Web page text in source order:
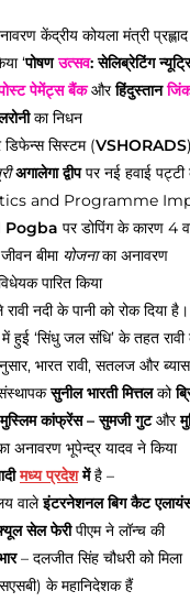
केंद्रीय कोयला मंत्री
‘पोषणउत्सव: सेलिब्रेटिंग
पेमेंट्स बैंकऔरहिंदुस्तान
का निधन
डिफेन्स सिस्टम (VSHORADS
अगालेगा द्वीपपर नई हवाई पट्टी
and Programme
Pogba पर डोपिंग के कारण 4
बीमा योजनाका अनावरण
पारित किया
नदी के पानी को रोक दिया है।
‘सिंधु जल संधि’ के तहत रावी
भारत रावी, सतलज और ब्यास
सुनील भारती मित्तलको
मुस्लिम कांफ्रेंस – सुमजी गुटऔर
अनावरण भूपेन्द्र यादव ने किया
मध्य प्रदेशमेंहै –
वालेइंटरनेशनल बिग कैट
सेल फेरीपीएम ने लॉन्च की
– दलजीत सिंह चौधरी को मिला
के महानिदेशक हैं